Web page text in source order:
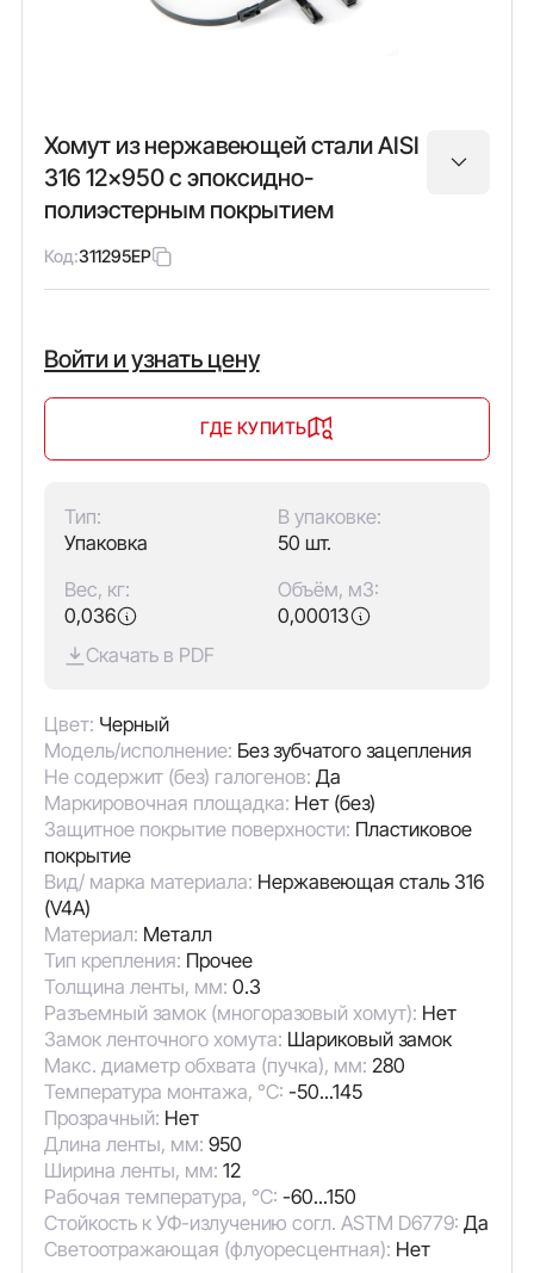
Хомут из нержавеющей стали AISI
316 12x950 с эпоксидно-
полиэстерным покрытием
Код:311295EP
Войти и узнать цену
ГДЕ КУПИТЬ
Тип:
Упаковка
В упаковке:
50 шт.
Вес, кг:
0,036
Объём, м3:
0,00013
Скачать в PDF
Цвет: Черный
Модель/исполнение: Без зубчатого зацепления
Не содержит (без) галогенов: Да
Маркировочная площадка: Нет (без)
Защитное покрытие поверхности: Пластиковое
покрытие
Вид/ марка материала: Нержавеющая сталь 316
(V4A)
Материал: Металл
Тип крепления: Прочее
Толщина ленты, мм: 0.3
Разъемный замок (многоразовый хомут): Нет
Замок ленточного хомута: Шариковый замок
Макс. диаметр обхвата (пучка), мм: 280
Температура монтажа, °C: -50...145
Прозрачный: Нет
Длина ленты, мм: 950
Ширина ленты, мм: 12
Рабочая температура, °C: -60...150
Стойкость к УФ-излучению согл. ASTM D6779: Да
Светоотражающая (флуоресцентная): Нет